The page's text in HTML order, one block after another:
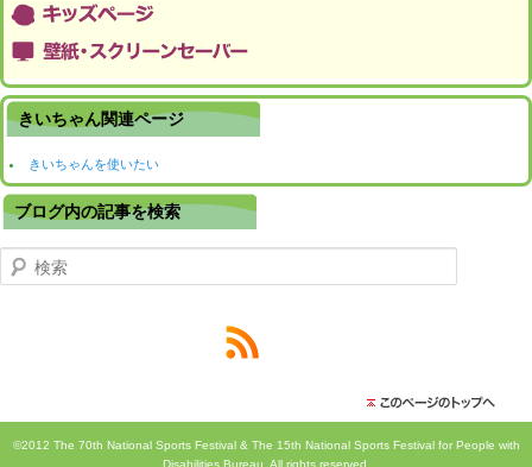
きいちゃん関連ページ
きいちゃんを使いたい
ブログ内の記事を検索
検索
©2012 The 70th National Sports Festival & The 15th National Sports Festival for People with
Disabilities Bureau. All rights reserved.